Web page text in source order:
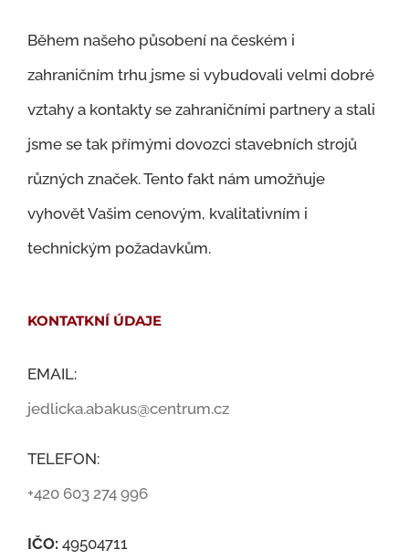
Během našeho působení na českém i
zahraničním trhu jsme si vybudovali velmi dobré
vztahy a kontakty se zahraničními partnery a stali
jsme se tak přímými dovozci stavebních strojů
různých značek. Tento fakt nám umožňuje
vyhovět Vašim cenovým, kvalitativním i
technickým požadavkům.
KONTATKNÍ ÚDAJE
EMAIL:
jedlicka.abakus@centrum.cz
TELEFON:
+420 603 274 996
IČO: 49504711